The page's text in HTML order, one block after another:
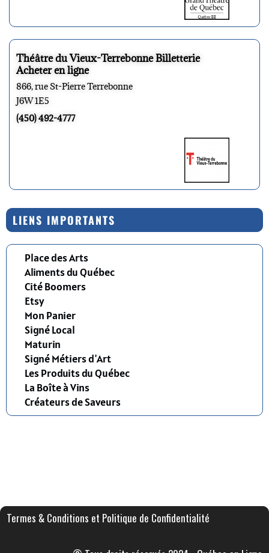
Théâtre du Vieux-Terrebonne Billetterie
Acheter en ligne
866, rue St-Pierre Terrebonne
J6W 1E5
(450) 492-4777
LIENS IMPORTANTS
Place des Arts
Aliments du Québec
Cité Boomers
Etsy
Mon Panier
Signé Local
Maturin
Signé Métiers d'Art
Les Produits du Québec
La Boîte à Vins
Créateurs de Saveurs
Termes & Conditions et Politique de Confidentialité